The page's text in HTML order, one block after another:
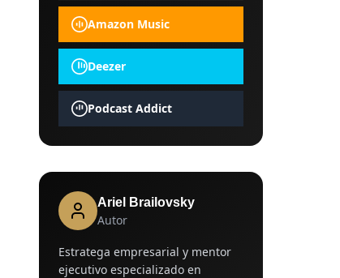
Amazon Music
Deezer
Podcast Addict
Ariel Brailovsky
Autor
Estratega empresarial y mentor
ejecutivo especializado en